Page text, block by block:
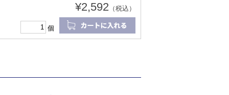
¥2,592 （税込）
個